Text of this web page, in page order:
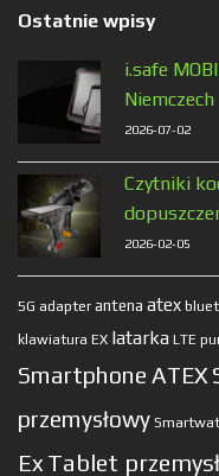
Ostatnie wpisy
i.safe
Niemczech
2026-07-02
Czytniki
2026-02-05
5G adapter antena atex
klawiatura EX latarka LTE
Smartphone ATEX
przemysłowy
Ex Tablet